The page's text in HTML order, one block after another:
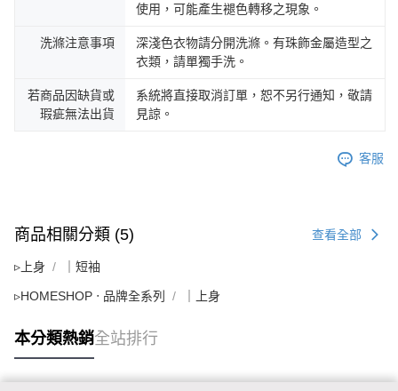
使用，可能產生褪色轉移之現象。
洗滌注意事項
深淺色衣物請分開洗滌。有珠飾金屬造型之
衣類，請單獨手洗。
若商品因缺貨或
瑕疵無法出貨
系統將直接取消訂單，恕不另行通知，敬請
見諒。
客服
商品相關分類 (5) 查看全部
▹上身 ｜短袖
▹HOMESHOP ‧ 品牌全系列 ｜上身
本分類熱銷全站排行